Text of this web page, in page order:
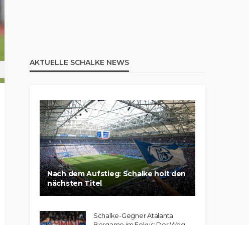
AKTUELLE SCHALKE NEWS
Nach dem Aufstieg: Schalke holt den
nächsten Titel
Schalke-Gegner Atalanta